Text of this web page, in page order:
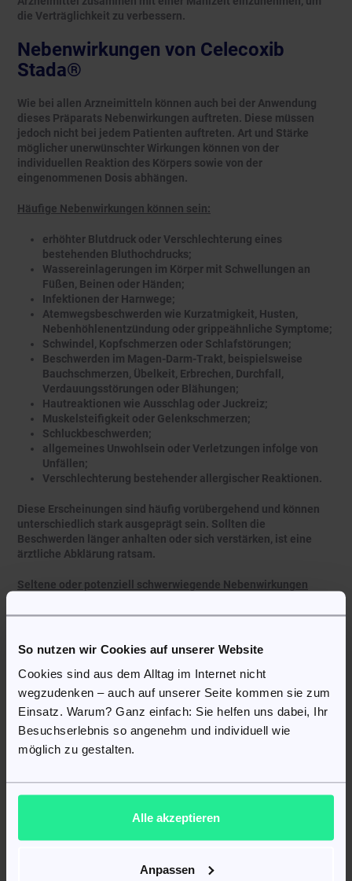
So nutzen wir Cookies auf unserer Website
Cookies sind aus dem Alltag im Internet nicht
wegzudenken – auch auf unserer Seite kommen sie zum
Einsatz. Warum? Ganz einfach: Sie helfen uns dabei, Ihr
Besuchserlebnis so angenehm und individuell wie
möglich zu gestalten.
Alle akzeptieren
Anpassen
die Verträglichkeit zu verbessern.
Nebenwirkungen von Celecoxib
Stada®
Wie bei allen Arzneimitteln können auch bei der Anwendung
dieses Präparats Nebenwirkungen auftreten. Diese müssen
jedoch nicht bei jedem Patienten auftreten. Art und Stärke
möglicher unerwünschter Wirkungen können von der
individuellen Reaktion des Körpers sowie von der
eingenommenen Dosis abhängen.
Häufige Nebenwirkungen können sein:
erhöhter Blutdruck oder Verschlechterung eines
bestehenden Bluthochdrucks;
Wassereinlagerungen im Körper mit Schwellungen an
Füßen, Beinen oder Händen;
Infektionen der Harnwege;
Atemwegsbeschwerden wie Kurzatmigkeit, Husten,
Nebenhöhlenentzündung oder grippeähnliche Symptome;
Schwindel, Kopfschmerzen oder Schlafstörungen;
Beschwerden im Magen-Darm-Trakt, beispielsweise
Bauchschmerzen, Übelkeit, Erbrechen, Durchfall,
Verdauungsstörungen oder Blähungen;
Hautreaktionen wie Ausschlag oder Juckreiz;
Muskelsteifigkeit oder Gelenkschmerzen;
Schluckbeschwerden;
allgemeines Unwohlsein oder Verletzungen infolge von
Unfällen;
Verschlechterung bestehender allergischer Reaktionen.
Diese Erscheinungen sind häufig vorübergehend und können
unterschiedlich stark ausgeprägt sein. Sollten die
Beschwerden länger anhalten oder sich verstärken, ist eine
ärztliche Abklärung ratsam.
Seltene oder potenziell schwerwiegende Nebenwirkungen
Veränderungen der Leber- oder Nierenwerte;
Blutzellen;
psychische Veränderungen wie Angstzustände,
depressive Verstimmung, Verwirrtheit oder
Halluzinationen;
Kribbeln, ausgeprägte Müdigkeit oder Störungen der
Koordination;
erhöhte Kaliumwerte im Blut;
Entzündungen im Verdauungstrakt, Magengeschwüre oder
Nesselsucht oder ausgeprägte allergische Reaktionen;
Muskelkrämpfe oder Muskelschwäche;
Entzündung der Bauchspeicheldrüse oder der